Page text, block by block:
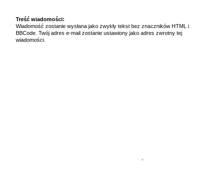
Treść wiadomości:
Wiadomość zostanie wysłana jako zwykły tekst bez znaczników HTML i
BBCode. Twój adres e-mail zostanie ustawiony jako adres zwrotny tej
wiadomości.